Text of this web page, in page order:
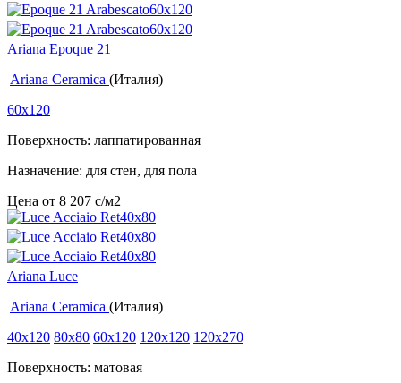
Ariana Epoque 21
Ariana Ceramica (Италия)
60x120
Поверхность: лаппатированная
Назначение: для стен, для пола
Цена от 8 207 c/м2
Ariana Luce
Ariana Ceramica (Италия)
40x120 80x80 60x120 120x120 120x270
Поверхность: матовая